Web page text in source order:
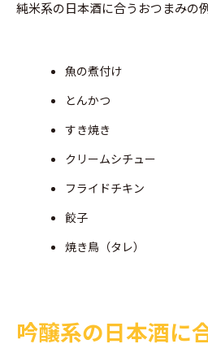
純米系の日本酒に合うおつまみの
魚の煮付け
とんかつ
すき焼き
クリームシチュー
フライドチキン
餃子
焼き鳥（タレ）
吟醸系の日本酒に